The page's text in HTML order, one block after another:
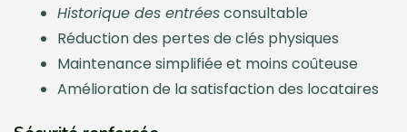
Historique des entréesconsultable
Réduction des pertes de clés physiques
Maintenance simplifiée et moins coûteuse
Amélioration de la satisfaction des locataires